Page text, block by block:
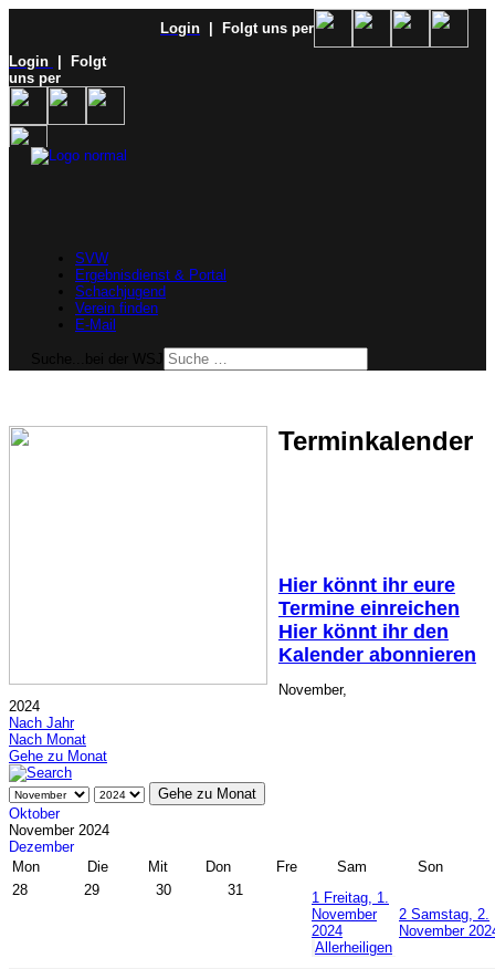
Login
| Folgt uns per
Login
| Folgt
uns per
SVW
Ergebnisdienst & Portal
Schachjugend
Verein finden
E-Mail
Terminkalender
Hier könnt ihr eure
Termine einreichen
Hier könnt ihr den
Kalender abonnieren
November,
2024
Nach Jahr
Nach Monat
Gehe zu Monat
Gehe zu Monat
Oktober
November 2024
Dezember
Mon
Die Mit Don Fre Sam
Son
28
29 30 31 1 Freitag, 1.
November
2024
Allerheiligen
2 Samstag, 2.
November